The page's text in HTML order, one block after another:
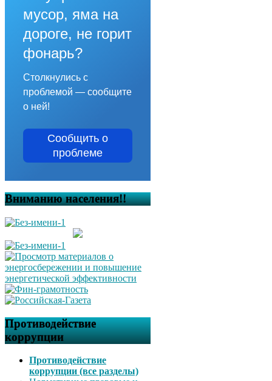
мусор, яма на
дороге, не горит
фонарь?
Столкнулись с
проблемой — сообщите
о ней!
Сообщить о
проблеме
Вниманию населения!!
Противодействие
коррупции
Противодействие
коррупции (все разделы)